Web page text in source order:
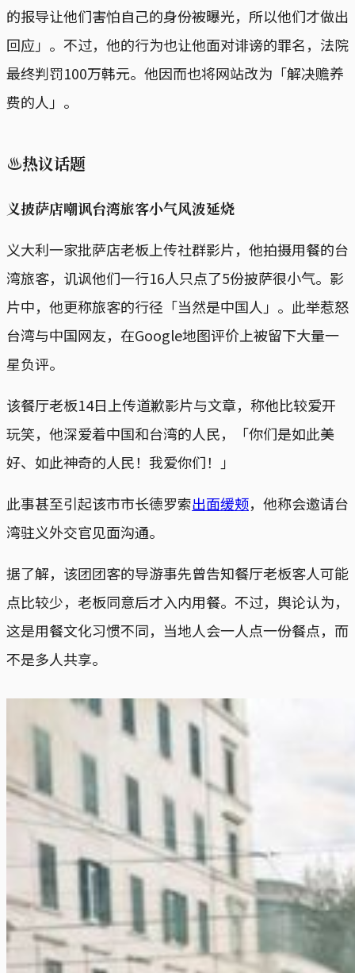
的报导让他们害怕自己的身份被曝光，所以他们才做出
回应」。不过，他的行为也让他面对诽谤的罪名，法院
最终判罚100万韩元。他因而也将网站改为「解决赡养
费的人」。
♨热议话题
义披萨店嘲讽台湾旅客小气风波延烧
义大利一家批萨店老板上传社群影片，他拍摄用餐的台
湾旅客，讥讽他们一行16人只点了5份披萨很小气。影
片中，他更称旅客的行径「当然是中国人」。此举惹怒
台湾与中国网友，在Google地图评价上被留下大量一
星负评。
该餐厅老板14日上传道歉影片与文章，称他比较爱开
玩笑，他深爱着中国和台湾的人民，「你们是如此美
好、如此神奇的人民！我爱你们！」
此事甚至引起该市市长德罗索出面缓颊，他称会邀请台
湾驻义外交官见面沟通。
据了解，该团团客的导游事先曾告知餐厅老板客人可能
点比较少，老板同意后才入内用餐。不过，舆论认为，
这是用餐文化习惯不同，当地人会一人点一份餐点，而
不是多人共享。